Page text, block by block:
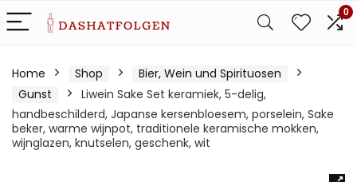
0
Home Shop
Bier, Wein und Spirituosen
Gunst
Liwein Sake Set keramiek, 5-delig,
handbeschilderd, Japanse kersenbloesem, porselein, Sake
beker, warme wijnpot, traditionele keramische mokken,
wijnglazen, knutselen, geschenk, wit